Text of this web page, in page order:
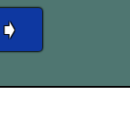
➧